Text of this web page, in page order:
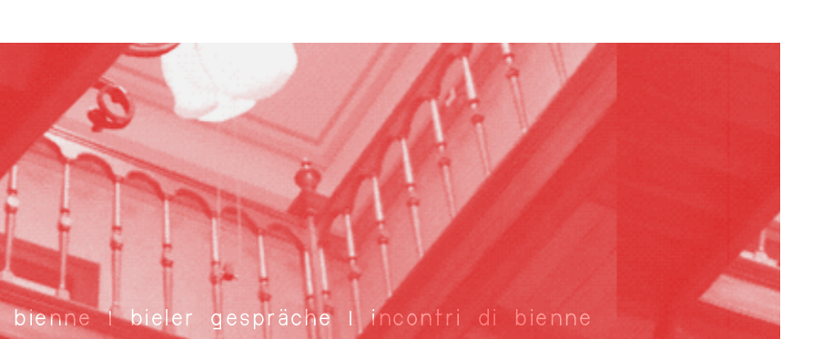
bienne | bieler gespräche | incontri di bienne